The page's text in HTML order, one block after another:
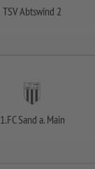
TSV Abtswind 2
1.FC Sand a. Main